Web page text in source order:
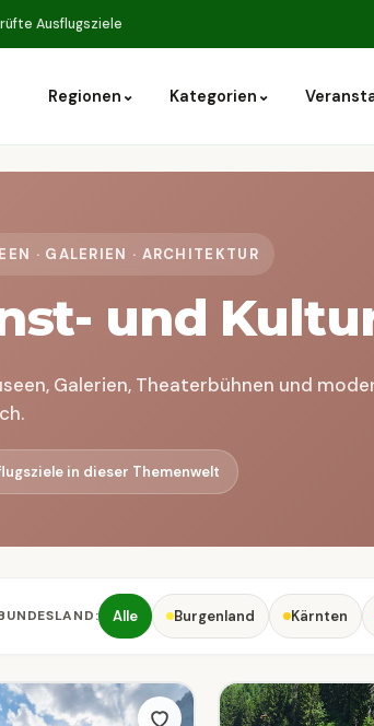
Ausflugsziele
Regionen ⌄ Kategorien ⌄
· GALERIEN · ARCHITEKTUR
und
Galerien, Theaterbühnen und
in dieser Themenwelt
Alle Burgenland Kärnten